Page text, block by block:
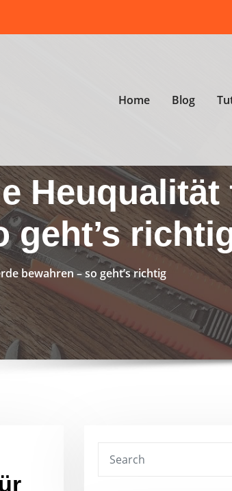
Home Blog
Heuqualität
geht’s
bewahren – so geht’s richtig